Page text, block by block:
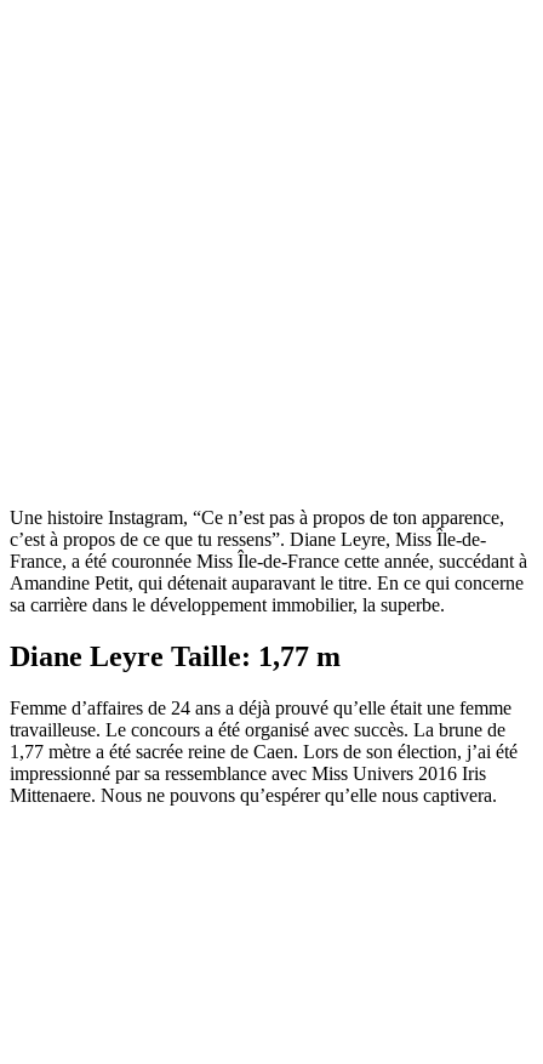
Une histoire Instagram, “Ce n’est pas à propos de ton apparence,
c’est à propos de ce que tu ressens”. Diane Leyre, Miss Île-de-
France, a été couronnée Miss Île-de-France cette année, succédant à
Amandine Petit, qui détenait auparavant le titre. En ce qui concerne
sa carrière dans le développement immobilier, la superbe.
Diane Leyre Taille: 1,77 m
Femme d’affaires de 24 ans a déjà prouvé qu’elle était une femme
travailleuse. Le concours a été organisé avec succès. La brune de
1,77 mètre a été sacrée reine de Caen. Lors de son élection, j’ai été
impressionné par sa ressemblance avec Miss Univers 2016 Iris
Mittenaere. Nous ne pouvons qu’espérer qu’elle nous captivera.